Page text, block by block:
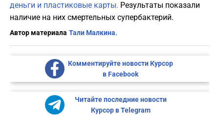
деньги и пластиковые карты. Результаты показали
наличие на них смертельных супербактерий.
Автор материала Тали Малкина.
Комментируйте новости Курсор
в Facebook
Читайте последние новости
Курсор в Telegram